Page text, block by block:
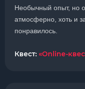
Необычный опыт, но
атмосферно, хоть и
понравилось.
Квест: «Online-